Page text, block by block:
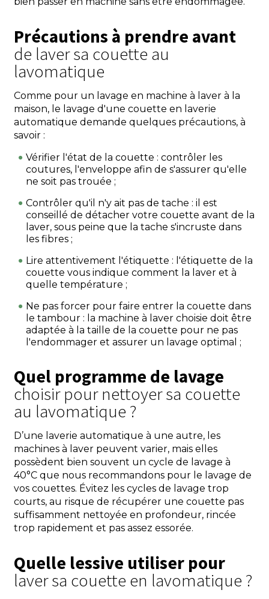
Précautions à prendre avant
de laver sa couette au
lavomatique
Comme pour un lavage en machine à laver à la
maison, le lavage d'une couette en laverie
automatique demande quelques précautions, à
savoir :
Vérifier l'état de la couette : contrôler les
coutures, l'enveloppe afin de s'assurer qu'elle
ne soit pas trouée ;
Contrôler qu'il n'y ait pas de tache : il est
conseillé de détacher votre couette avant de la
laver, sous peine que la tache s'incruste dans
les fibres ;
Lire attentivement l'étiquette : l'étiquette de la
couette vous indique comment la laver et à
quelle température ;
Ne pas forcer pour faire entrer la couette dans
le tambour : la machine à laver choisie doit être
adaptée à la taille de la couette pour ne pas
l'endommager et assurer un lavage optimal ;
Quel programme de lavage
choisir pour nettoyer sa couette
au lavomatique ?
D’une laverie automatique à une autre, les
machines à laver peuvent varier, mais elles
possèdent bien souvent un cycle de lavage à
40°C que nous recommandons pour le lavage de
vos couettes. Évitez les cycles de lavage trop
courts, au risque de récupérer une couette pas
suffisamment nettoyée en profondeur, rincée
trop rapidement et pas assez essorée.
Quelle lessive utiliser pour
laver sa couette en lavomatique ?